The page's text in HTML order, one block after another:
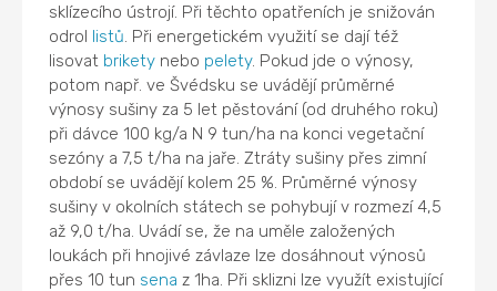
sklízecího ústrojí. Při těchto opatřeních je snižován
odrol listů. Při energetickém využití se dají též
lisovat brikety nebo pelety. Pokud jde o výnosy,
potom např. ve Švédsku se uvádějí průměrné
výnosy sušiny za 5 let pěstování (od druhého roku)
při dávce 100 kg/a N 9 tun/ha na konci vegetační
sezóny a 7,5 t/ha na jaře. Ztráty sušiny přes zimní
období se uvádějí kolem 25 %. Průměrné výnosy
sušiny v okolních státech se pohybují v rozmezí 4,5
až 9,0 t/ha. Uvádí se, že na uměle založených
loukách při hnojivé závlaze lze dosáhnout výnosů
přes 10 tun sena z 1ha. Při sklizni lze využít existující